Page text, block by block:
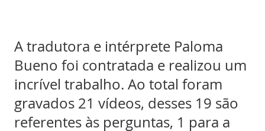
A tradutora e intérprete Paloma
Bueno foi contratada e realizou um
incrível trabalho. Ao total foram
gravados 21 vídeos, desses 19 são
referentes às perguntas, 1 para a